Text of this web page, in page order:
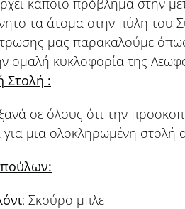
τα άτομα στην πύλη του
μας παρακαλούμε
ομαλή κυκλοφορία της
Στολή :
σε όλους ότι την
μια ολοκληρωμένη στολή
: Σκούρο μπλε